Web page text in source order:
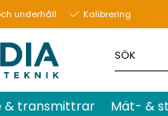
underhåll Kalibrering
& transmittrar Mät- &